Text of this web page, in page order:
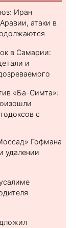
Иран
атаки в
в Самарии:
и
«Ба-Симта»:
с
Гофмана
удалении